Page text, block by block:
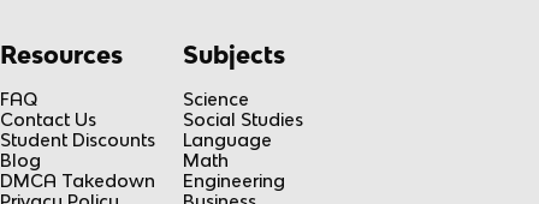
Resources
FAQ
Contact Us
Student Discounts
Blog
DMCA Takedown
Subjects
Science
Social Studies
Language
Math
Engineering